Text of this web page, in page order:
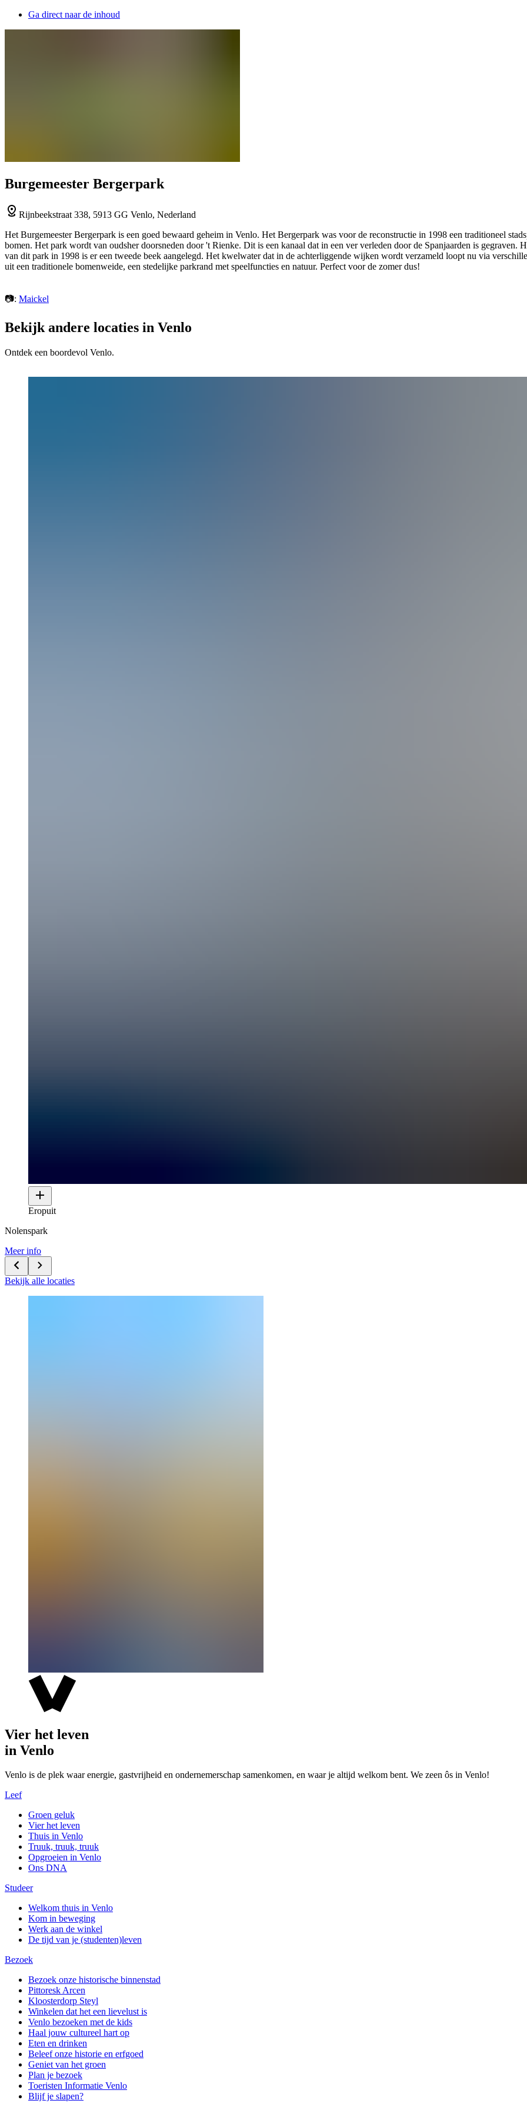
Ga direct naar de inhoud
Burgemeester Bergerpark
Rijnbeekstraat 338, 5913 GG Venlo, Nederland
Het Burgemeester Bergerpark is een goed bewaard geheim in Venlo. Het Bergerpark was voor de reconstructie in 1998 een traditioneel
bomen. Het park wordt van oudsher doorsneden door 't Rienke. Dit is een kanaal dat in een ver verleden door de Spanjaarden is
van dit park in 1998 is er een tweede beek aangelegd. Het kwelwater dat in de achterliggende wijken wordt verzameld loopt nu via
uit een traditionele bomenweide, een stedelijke parkrand met speelfuncties en natuur. Perfect voor de zomer dus!
📷: Maickel
Bekijk andere locaties in Venlo
Ontdek een boordevol Venlo.
Eropuit
Nolenspark
Meer info
Bekijk alle locaties
Vier het leven
in Venlo
Venlo is de plek waar energie, gastvrijheid en ondernemerschap samenkomen, en waar je altijd welkom bent. We zeen ôs in Venlo!
Leef
Groen geluk
Vier het leven
Thuis in Venlo
Truuk, truuk, truuk
Opgroeien in Venlo
Ons DNA
Studeer
Welkom thuis in Venlo
Kom in beweging
Werk aan de winkel
De tijd van je (studenten)leven
Bezoek
Bezoek onze historische binnenstad
Pittoresk Arcen
Kloosterdorp Steyl
Winkelen dat het een lievelust is
Venlo bezoeken met de kids
Haal jouw cultureel hart op
Eten en drinken
Beleef onze historie en erfgoed
Geniet van het groen
Plan je bezoek
Toeristen Informatie Venlo
Blijf je slapen?